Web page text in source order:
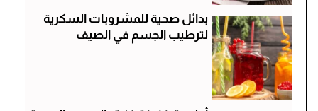
بدائل صحية للمشروبات السكرية
لترطيب الجسم في الصيف